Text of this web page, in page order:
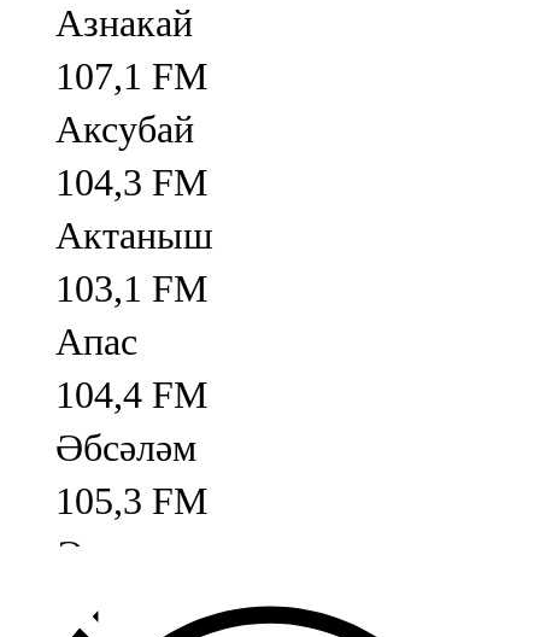
Азнакай
107,1 FM
Аксубай
104,3 FM
Актаныш
103,1 FM
Апас
104,4 FM
Әбсәләм
105,3 FM
Әлмәт
92,9 FM